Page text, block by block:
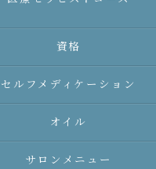
資格
セルフメディケーション
オイル
サロンメニュー